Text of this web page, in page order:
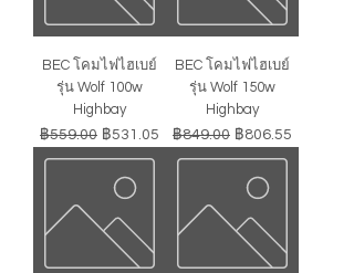
BEC โคมไฟไฮเบย์
รุ่น Wolf 100w
Highbay
ราคาปกติ
฿559.00 ราคาขายลด
฿531.05
BEC โคมไฟไฮเบย์
รุ่น Wolf 150w
Highbay
ราคาปกติ
฿849.00 ราคาขายลด
฿806.55